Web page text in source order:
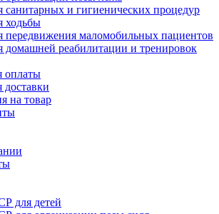
санитарных и гигиенических процедур
ходьбы
передвижения маломобильных пациентов
домашней реабилитации и тренировок
оплаты
доставки
на товар
для детей